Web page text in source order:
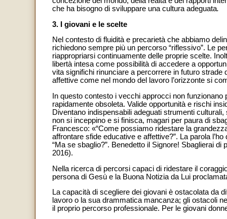
che ha bisogno di sviluppare una cultura adeguata.
3. I giovani e le scelte
Nel contesto di fluidità e precarietà che abbiamo
richiedono sempre più un percorso “riflessivo”. Le
riappropriarsi continuamente delle proprie scelte.
libertà intesa come possibilità di accedere a
vita significhi rinunciare a percorrere in futuro
affettive come nel mondo del lavoro l’orizzonte si
In questo contesto i vecchi approcci non
rapidamente obsoleta. Valide opportunità e rischi
Diventano indispensabili adeguati strumenti
non si inceppino e si finisca, magari per paura di
Francesco: «“Come possiamo ridestare la
affrontare sfide educative e affettive?”. La parola
“Ma se sbaglio?”. Benedetto il Signore! Sbaglierai di
2016).
Nella ricerca di percorsi capaci di ridestare il
persona di Gesù e la Buona Notizia da Lui
La capacità di scegliere dei giovani è ostacolata da
lavoro o la sua drammatica mancanza; gli ostacoli
il proprio percorso professionale. Per le giovani